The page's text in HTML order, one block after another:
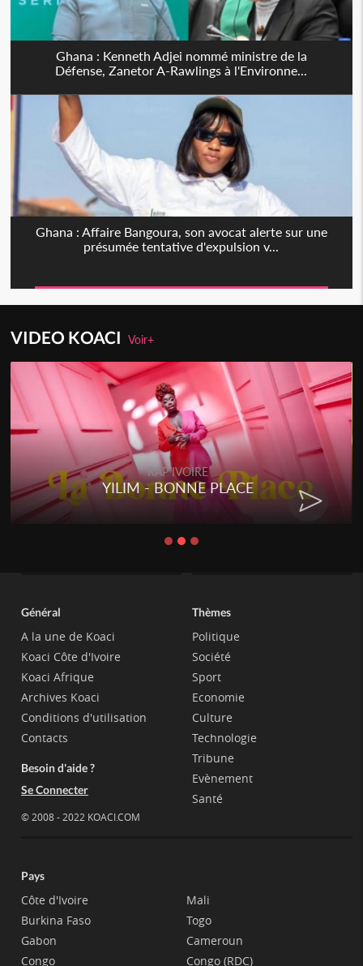
Ghana : Kenneth Adjei nommé ministre de la
Défense, Zanetor A-Rawlings à l'Environne...
Ghana : Affaire Bangoura, son avocat alerte sur une
présumée tentative d'expulsion v...
VIDEO KOACIVoir+
RAP IVOIRE
YILIM - BONNE PLACE
Général
A la une de Koaci
Koaci Côte d'Ivoire
Koaci Afrique
Archives Koaci
Conditions d'utilisation
Contacts
Besoin d'aide ?
Se Connecter
© 2008 - 2022 KOACI.COM
Thèmes
Politique
Société
Sport
Economie
Culture
Technologie
Tribune
Evènement
Santé
Pays
Côte d'Ivoire
Burkina Faso
Gabon
Congo
Mali
Togo
Cameroun
Congo (RDC)